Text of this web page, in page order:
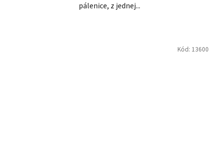
pálenice, z jednej...
Kód: 13600